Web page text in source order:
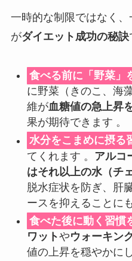
一時的な制限ではなく
がダイエット成功の秘訣
食べる前に「野菜」
に野菜（きのこ、海
維が血糖値の急上昇
果が期待できます 。
水分をこまめに摂る
てくれます 。 アルコ
はそれ以上の水（チ
脱水症状を防ぎ、肝
ースを抑えることに
食べた後に動く習慣
ワットやウォーキン
値の上昇を穏やかに